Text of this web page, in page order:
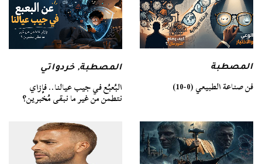
المصطبة
فن صناعة الطبيعي (0-10)
المصطبة,خردواتي
البُعبُع في جيب عيالنا.. فإزاي
نتطمن من غير ما نبقى مُخبرين؟